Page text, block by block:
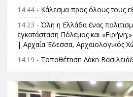
14:44 - Κάλεσμα προς όλους τους
14:23 - Όλη η Ελλάδα ένας
εγκατάσταση Πόλεμος και
| Αρχαία Έδεσσα, Αρχαιολογικός
14:19 - Τοποθέτηση Λάκη
Αναθεώρηση του Συντάγματος: «Σε
θεσμικές διαδικασίες υπάρχει
στις επόμενες γενιές»